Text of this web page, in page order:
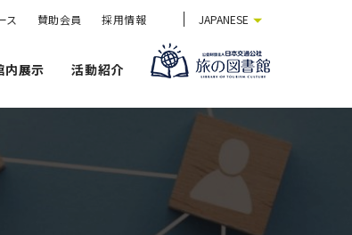
ス 賛助会員 採用情報 JAPANESE
内展示 活動紹介